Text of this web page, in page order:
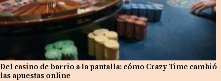
Del casino de barrio a la pantalla: cómo Crazy Time cambió
las apuestas online